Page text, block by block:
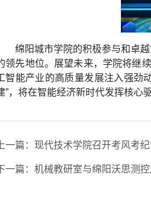
绵阳城市学院的积极参与和卓
领先地位。展望未来，学院将继
智能产业的高质量发展注入强劲
”，将在智能经济新时代发挥核心
一篇： 现代技术学院召开考风考
下一篇： 机械教研室与绵阳沃思测